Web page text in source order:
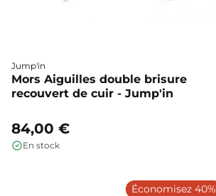
Jump'in
Mors Aiguilles double brisure
recouvert de cuir - Jump'in
84,00 €
En stock
Économisez 40%